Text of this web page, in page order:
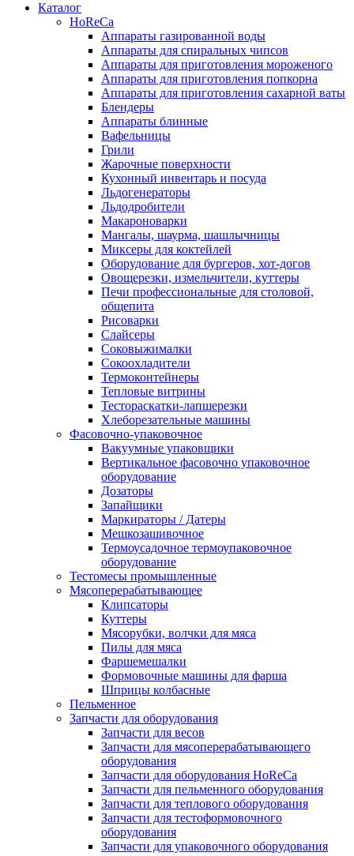
Каталог
HoReCa
Аппараты газированной воды
Аппараты для спиральных чипсов
Аппараты для приготовления мороженого
Аппараты для приготовления попкорна
Аппараты для приготовления сахарной ваты
Блендеры
Аппараты блинные
Вафельницы
Грили
Жарочные поверхности
Кухонный инвентарь и посуда
Льдогенераторы
Льдодробители
Макароноварки
Мангалы, шаурма, шашлычницы
Миксеры для коктейлей
Оборудование для бургеров, хот-догов
Овощерезки, измельчители, куттеры
Печи профессиональные для столовой,
общепита
Рисоварки
Слайсеры
Соковыжималки
Сокоохладители
Термоконтейнеры
Тепловые витрины
Тестораскатки-лапшерезки
Хлеборезательные машины
Фасовочно-упаковочное
Вакуумные упаковщики
Вертикальное фасовочно упаковочное
оборудование
Дозаторы
Запайщики
Маркираторы / Датеры
Мешкозашивочное
Термоусадочное термоупаковочное
оборудование
Тестомесы промышленные
Мясоперерабатывающее
Клипсаторы
Куттеры
Мясорубки, волчки для мяса
Пилы для мяса
Фаршемешалки
Формовочные машины для фарша
Шприцы колбасные
Пельменное
Запчасти для оборудования
Запчасти для весов
Запчасти для мясоперерабатывающего
оборудования
Запчасти для оборудования HoReCa
Запчасти для пельменного оборудования
Запчасти для теплового оборудования
Запчасти для тестоформовочного
оборудования
Запчасти для упаковочного оборудования